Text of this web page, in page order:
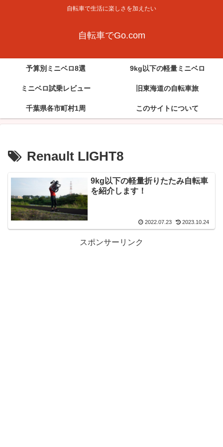
自転車で生活に楽しさを加えたい
自転車でGo.com
予算別ミニベロ8選 9kg以下の軽量ミニベロ
ミニベロ試乗レビュー 旧東海道の自転車旅
千葉県各市町村1周 このサイトについて
Renault LIGHT8
9kg以下の軽量折りたたみ自転車
を紹介します！
2022.07.23 2023.10.24
スポンサーリンク